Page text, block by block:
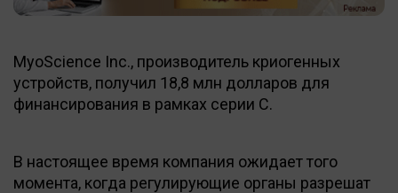
MyoScience Inc., производитель криогенных
устройств, получил 18,8 млн долларов для
финансирования в рамках серии С.
В настоящее время компания ожидает того
момента, когда регулирующие органы разрешат